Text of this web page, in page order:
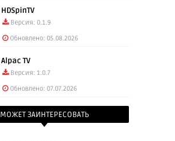
HDSpinTV
Версия: 0.1.9
Обновлено: 05.08.2026
Alpac TV
Версия: 1.0.7
Обновлено: 07.07.2026
МОЖЕТ ЗАИНТЕРЕСОВАТЬ